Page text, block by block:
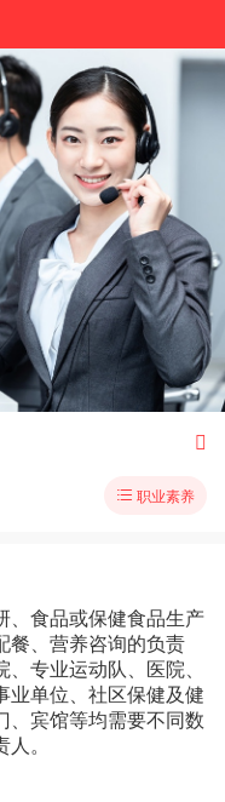

 职业素养
、食品或保健食品生产
餐、营养咨询的负责
专业运动队、医院、
业单位、社区保健及健
、宾馆等均需要不同数
。